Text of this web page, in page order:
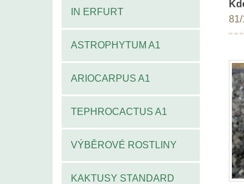
IN ERFURT
ASTROPHYTUM A1
ARIOCARPUS A1
TEPHROCACTUS A1
VÝBĚROVÉ ROSTLINY
KAKTUSY STANDARD
81/